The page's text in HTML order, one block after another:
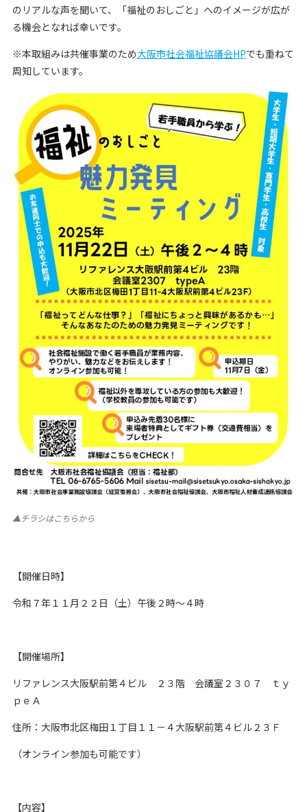
のリアルな声を聞いて、「福祉のおしごと」へのイメージが広が
る機会となれば幸いです。
※本取組みは共催事業のため大阪市社会福祉協議会HPでも重ねて
周知しています。
▲チラシはこちらから
【開催日時】
令和７年１１月２２日（土）午後２時～４時
【開催場所】
リファレンス大阪駅前第４ビル ２３階 会議室２３０７ ｔｙ
ｐｅＡ
住所：大阪市北区梅田１丁目１１－４大阪駅前第４ビル２３Ｆ
（オンライン参加も可能です）
【内容】